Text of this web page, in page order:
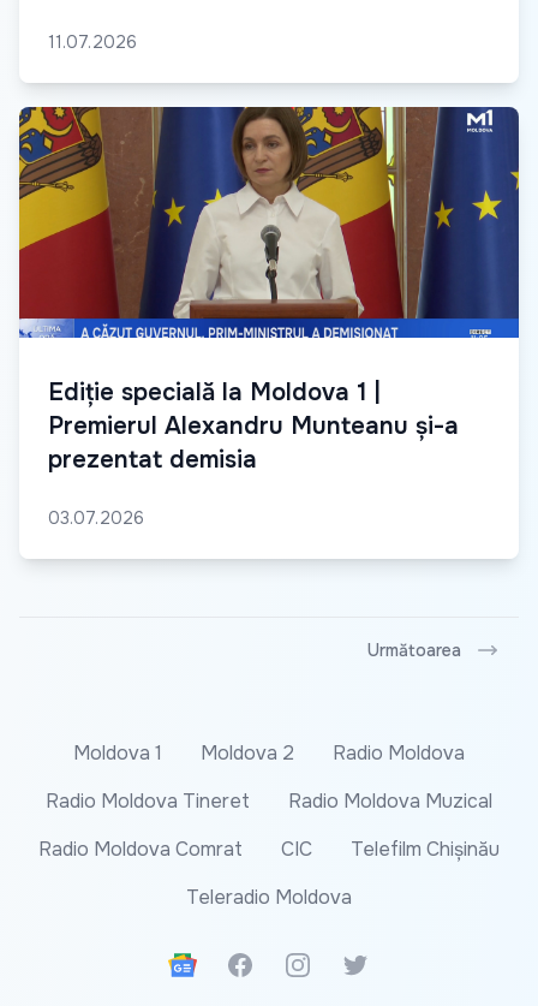
11.07.2026
Ediție specială la Moldova 1 |
Premierul Alexandru Munteanu și-a
prezentat demisia
03.07.2026
Următoarea
Moldova 1 Moldova 2
Radio Moldova
Radio Moldova Tineret
Radio Moldova Muzical
Radio Moldova Comrat
CIC
Telefilm Chișinău
Teleradio Moldova
Google News
FacebookInstagramTwitter